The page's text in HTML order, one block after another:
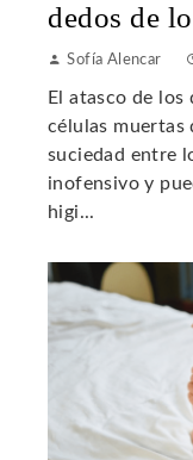
dedos de
Sofía Alencar
El atasco de los
células muertas
suciedad entre
inofensivo y
higi...